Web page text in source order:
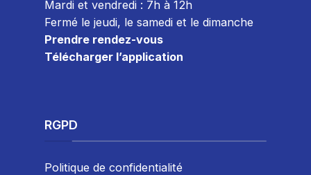
Mardi et vendredi : 7h à 12h
Fermé le jeudi, le samedi et le dimanche
Prendre rendez-vous
Télécharger l’application
RGPD
Politique de confidentialité